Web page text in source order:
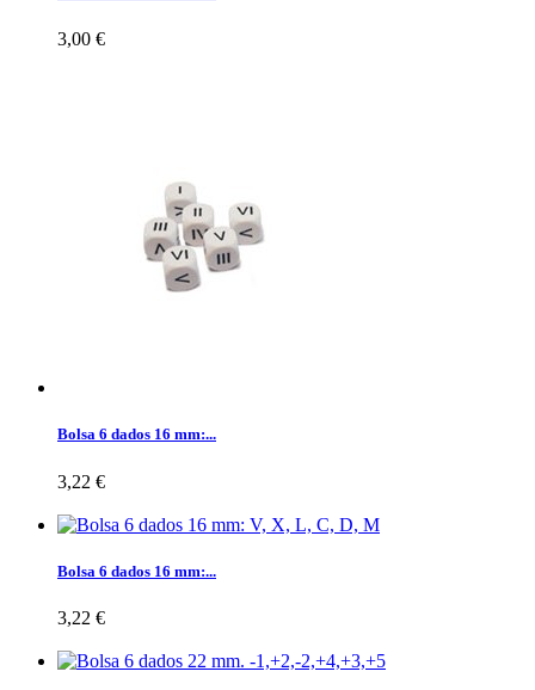
3,00 €
Bolsa 6 dados 16 mm:...
3,22 €
Bolsa 6 dados 16 mm:...
3,22 €